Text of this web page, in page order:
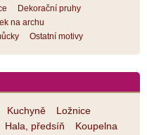
Dekorační pruhy
na archu
Ostatní motivy
Kuchyně
Ložnice
Hala, předsíň
Koupelna